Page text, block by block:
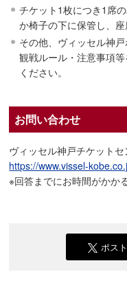
チケット1枚につき1席
か椅子の下に保管し、座
その他、ヴィッセル神
観戦ルール・注意事項
ください。
お問い合わせ
ヴィッセル神戸チケットセ
https://www.vissel-
※回答までにお時間がかか
ポスト